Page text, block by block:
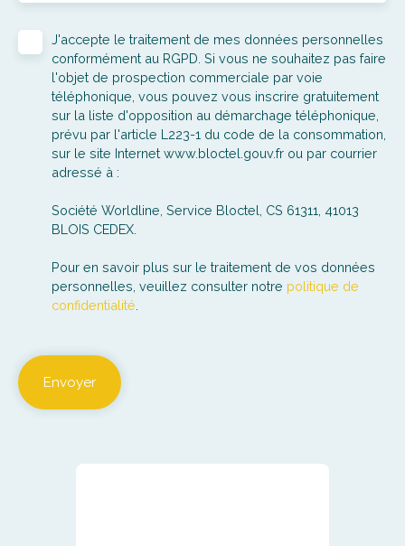
J'accepte le traitement de mes données personnelles
conformément au RGPD. Si vous ne souhaitez pas faire
l'objet de prospection commerciale par voie
téléphonique, vous pouvez vous inscrire gratuitement
sur la liste d'opposition au démarchage téléphonique,
prévu par l'article L223-1 du code de la consommation,
sur le site Internet www.bloctel.gouv.fr ou par courrier
adressé à :
Société Worldline, Service Bloctel, CS 61311, 41013
BLOIS CEDEX.
Pour en savoir plus sur le traitement de vos données
personnelles, veuillez consulter notre politique de
confidentialité
Envoyer